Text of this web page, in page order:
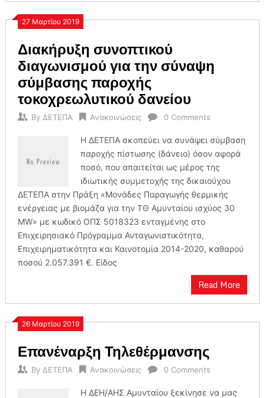
27 Μαρτίου 2019
Διακήρυξη συνοπτικού
διαγωνισμού για την σύναψη
σύμβασης παροχής
τοκοχρεωλυτικού δανείου
By ΔΕΤΕΠΑ Ανακοινώσεις 0 Comments
Η ΔΕΤΕΠΑ σκοπεύει να συνάψει σύμβαση
παροχής πίστωσης (δάνειο) όσον αφορά
ποσό, που απαιτείται ως μέρος της
ιδιωτικής συμμετοχής της δικαιούχου
ΔΕΤΕΠΑ στην Πράξη «Μονάδες Παραγωγής θερμικής
ενέργειας με βιομάζα για την ΤΘ Αμυνταίου ισχύος 30
MW» με κωδικό ΟΠΣ 5018323 ενταγμένης στο
Επιχειρησιακό Πρόγραμμα Ανταγωνιστικότητα,
Επιχειρηματικότητα και Καινοτομία 2014-2020, καθαρού
ποσού 2.057.391 €. Είδος
Read More
26 Μαρτίου 2019
Επανέναρξη Τηλεθέρμανσης
By ΔΕΤΕΠΑ Ανακοινώσεις 0 Comments
Η ΔΕΗ/ΑΗΣ Αμυνταίου ξεκίνησε να μας